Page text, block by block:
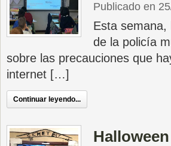
Publicado en
Esta semana,
de la policía
sobre las precauciones que
internet […]
Continuar leyendo...